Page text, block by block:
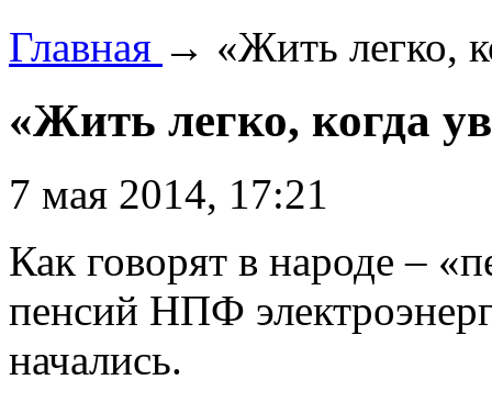
Главная → «Жить легко,
«Жить легко, когда
7 мая 2014, 17:21
Как говорят в народе –
пенсий НПФ
начались.